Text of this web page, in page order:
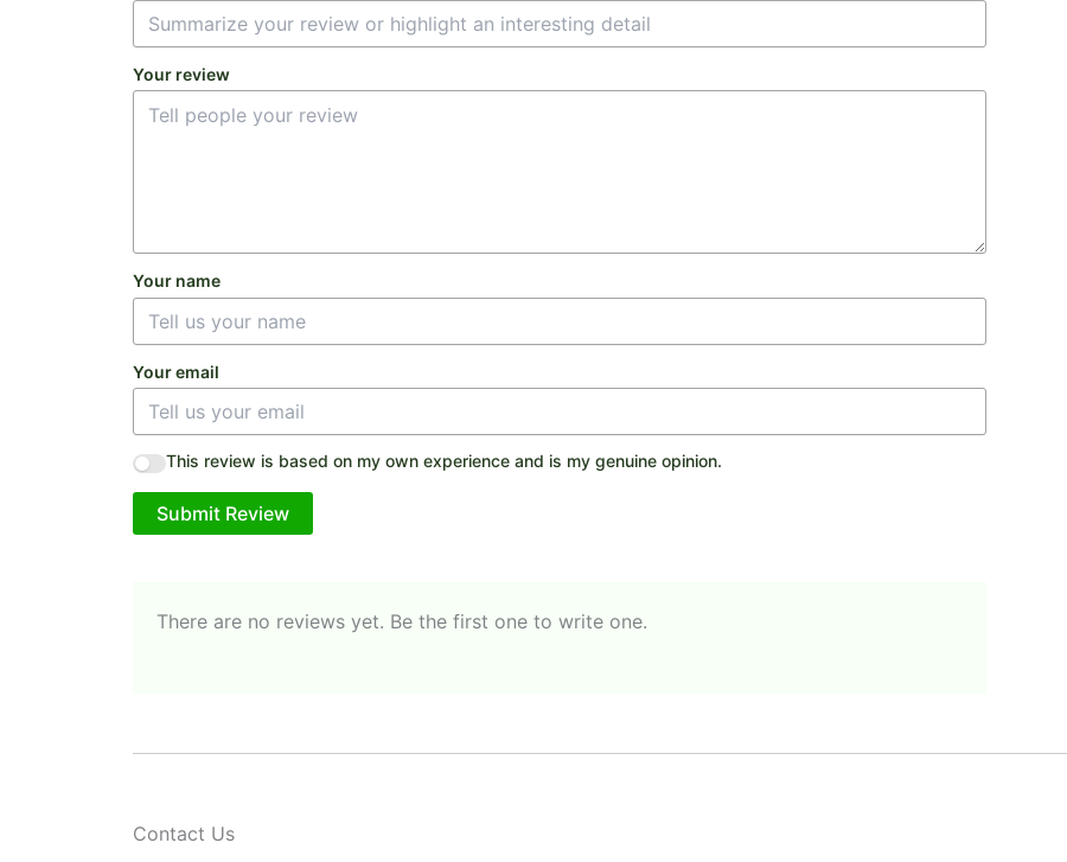
Your review
Your name
Your email
This review is based on my own experience and is my genuine opinion.
Submit Review
There are no reviews yet. Be the first one to write one.
Contact Us